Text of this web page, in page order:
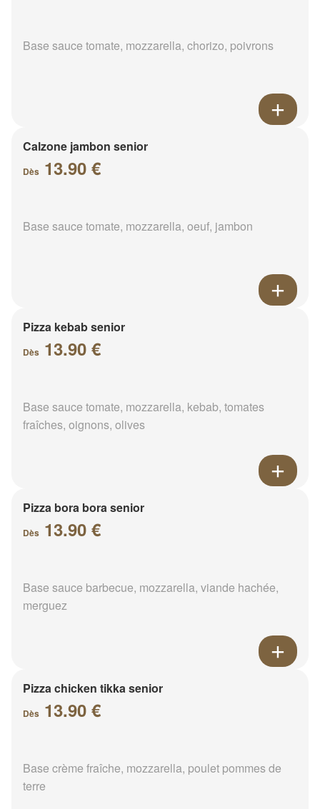
Base sauce tomate, mozzarella, chorizo, poivrons
Calzone jambon senior
Dès 13.90 €
Base sauce tomate, mozzarella, oeuf, jambon
Pizza kebab senior
Dès 13.90 €
Base sauce tomate, mozzarella, kebab, tomates
fraîches, oignons, olives
Pizza bora bora senior
Dès 13.90 €
Base sauce barbecue, mozzarella, viande hachée,
merguez
Pizza chicken tikka senior
Dès 13.90 €
Base crème fraîche, mozzarella, poulet pommes de
terre